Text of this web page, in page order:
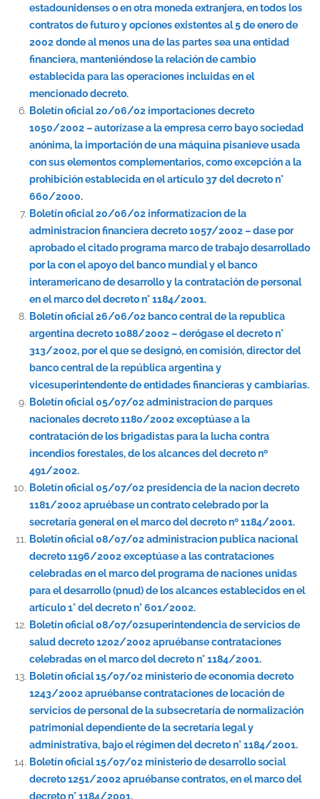
estadounidenses o en otra moneda extranjera, en todos los
contratos de futuro y opciones existentes al 5 de enero de
2002 donde al menos una de las partes sea una entidad
financiera, manteniéndose la relación de cambio
establecida para las operaciones incluidas en el
mencionado decreto.
Boletín oficial 20/06/02 importaciones decreto
1050/2002 – autorízase a la empresa cerro bayo sociedad
anónima, la importación de una máquina pisanieve usada
con sus elementos complementarios, como excepción a la
prohibición establecida en el artículo 37 del decreto n°
660/2000.
Boletín oficial 20/06/02 informatizacion de la
administracion financiera decreto 1057/2002 – dase por
aprobado el citado programa marco de trabajo desarrollado
por la con el apoyo del banco mundial y el banco
interamericano de desarrollo y la contratación de personal
en el marco del decreto n° 1184/2001.
Boletín oficial 26/06/02 banco central de la republica
argentina decreto 1088/2002 – derógase el decreto n°
313/2002, por el que se designó, en comisión, director del
banco central de la república argentina y
vicesuperintendente de entidades financieras y cambiarias.
Boletín oficial 05/07/02 administracion de parques
nacionales decreto 1180/2002 exceptúase a la
contratación de los brigadistas para la lucha contra
incendios forestales, de los alcances del decreto nº
491/2002.
Boletín oficial 05/07/02 presidencia de la nacion decreto
1181/2002 apruébase un contrato celebrado por la
secretaría general en el marco del decreto nº 1184/2001.
Boletín oficial 08/07/02 administracion publica nacional
decreto 1196/2002 exceptúase a las contrataciones
celebradas en el marco del programa de naciones unidas
para el desarrollo (pnud) de los alcances establecidos en el
artículo 1° del decreto n° 601/2002.
Boletín oficial 08/07/02superintendencia de servicios de
salud decreto 1202/2002 apruébanse contrataciones
celebradas en el marco del decreto n° 1184/2001.
Boletín oficial 15/07/02 ministerio de economia decreto
1243/2002 apruébanse contrataciones de locación de
servicios de personal de la subsecretaría de normalización
patrimonial dependiente de la secretaría legal y
administrativa, bajo el régimen del decreto n° 1184/2001.
Boletín oficial 15/07/02 ministerio de desarrollo social
decreto 1251/2002 apruébanse contratos, en el marco del
decreto n° 1184/2001.